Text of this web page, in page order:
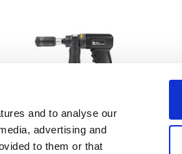
and to analyse our
advertising and
to them or that